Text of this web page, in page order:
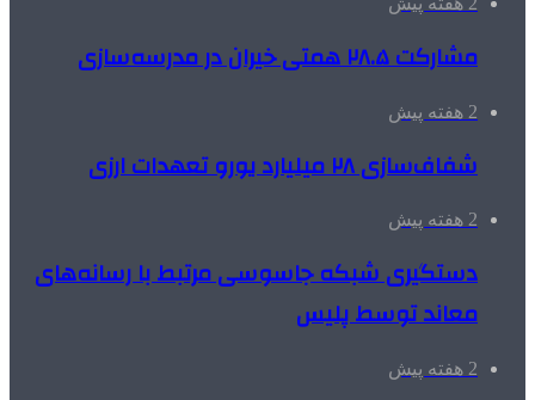
مشارکت ۲۸.۵ همتی خیران در مدرسه‌سازی
2 هفته پیش
شفاف‌سازی ۲۸ میلیارد یورو تعهدات ارزی
2 هفته پیش
دستگیری شبکه جاسوسی مرتبط با رسانه‌های
معاند توسط پلیس
2 هفته پیش